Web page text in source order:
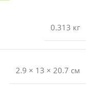
0.313 кг
2.9 × 13 × 20.7 см